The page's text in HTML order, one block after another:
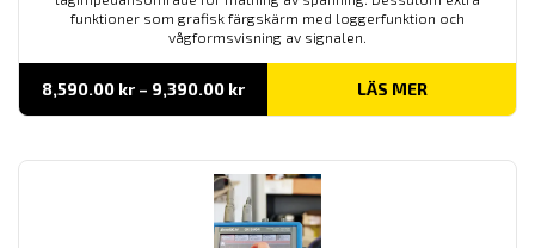
funktioner som grafisk färgskärm med loggerfunktion och
vågformsvisning av signalen.
8,590.00 kr – 9,390.00 krPrisintervall:
till
LÄS MER